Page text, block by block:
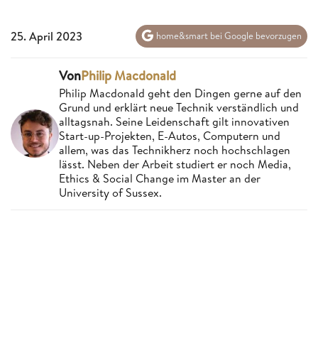
25. April 2023 home&smart bei Google bevorzugen
VonPhilip Macdonald
Philip Macdonald geht den Dingen gerne auf den
Grund und erklärt neue Technik verständlich und
alltagsnah. Seine Leidenschaft gilt innovativen
Start-up-Projekten, E-Autos, Computern und
allem, was das Technikherz noch hochschlagen
lässt. Neben der Arbeit studiert er noch Media,
Ethics & Social Change im Master an der
University of Sussex.